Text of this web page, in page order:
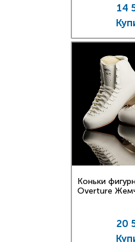
14
Коньки
Overture
20